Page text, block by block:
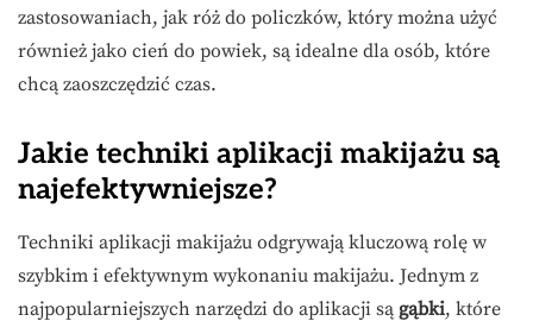
zastosowaniach, jak róż do policzków, który można użyć
również jako cień do powiek, są idealne dla osób, które
chcą zaoszczędzić czas.
Jakie techniki aplikacji makijażu są
najefektywniejsze?
Techniki aplikacji makijażu odgrywają kluczową rolę w
szybkim i efektywnym wykonaniu makijażu. Jednym z
najpopularniejszych narzędzi do aplikacji są gąbki, które